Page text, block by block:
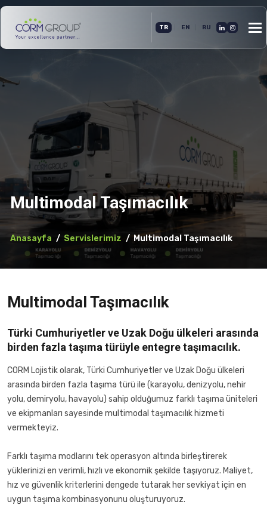
TR EN RU
Multimodal Taşımacılık
Anasayfa Servislerimiz Multimodal Taşımacılık
Multimodal Taşımacılık
Türki Cumhuriyetler ve Uzak Doğu ülkeleri arasında
birden fazla taşıma türüyle entegre taşımacılık.
CORM Lojistik olarak, Türki Cumhuriyetler ve Uzak Doğu ülkeleri
arasında birden fazla taşıma türü ile (karayolu, denizyolu, nehir
yolu, demiryolu, havayolu) sahip olduğumuz farklı taşıma üniteleri
ve ekipmanları sayesinde multimodal taşımacılık hizmeti
vermekteyiz.
Farklı taşıma modlarını tek operasyon altında birleştirerek
yüklerinizi en verimli, hızlı ve ekonomik şekilde taşıyoruz. Maliyet,
hız ve güvenlik kriterlerini dengede tutarak her sevkiyat için en
uygun taşıma kombinasyonunu oluşturuyoruz.